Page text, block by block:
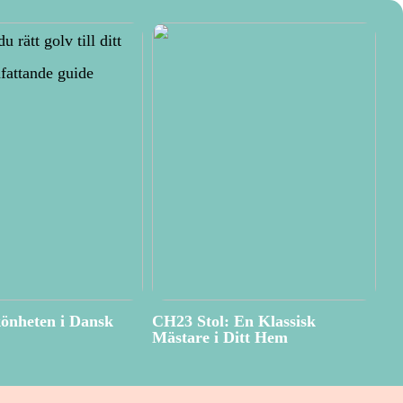
i Dansk
CH23 Stol: En Klassisk
Mästare i Ditt Hem